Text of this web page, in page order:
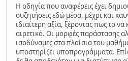
Η οδηγία που αναφέρεις έχει
συζητήσεις εδώ μέσα, μέχρι και
ιδιαίτερη αξία, ξέροντας πως το να
αιρετικό. Οι μορφές παράστασης
ισοδύναμες στα πλαίσια του
υποστηρίζει υποπρογράμματα.